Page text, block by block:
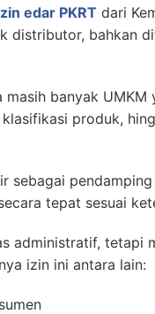
edar PKRT dari
distributor, bahkan
banyak
produk,
sebagai
tepat sesuai
administratif,
izin ini antara lain: